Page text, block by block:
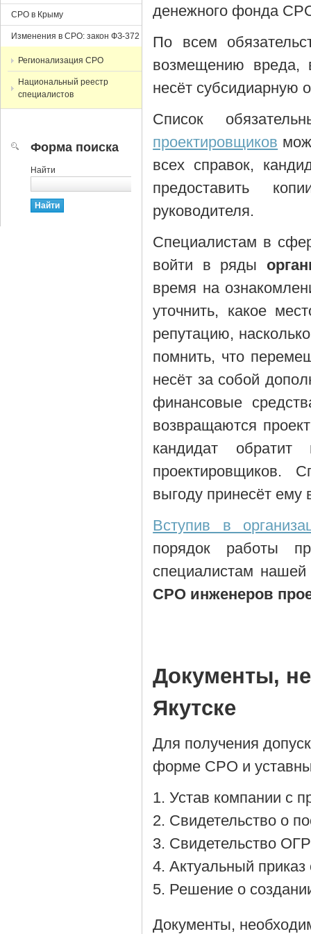
денежного фонда
По всем
возмещению вреда,
несёт субсидиарную
Список
проектировщиков
всех справок,
предоставить
руководителя.
Специалистам в
войти в ряды
время на
уточнить, какое
репутацию,
помнить, что
несёт за собой
финансовые
возвращаются
кандидат обратит
проектировщиков.
выгоду принесёт
Вступив в
порядок работы
специалистам
СРО инженеров
Документы,
Якутске
Для получения
форме СРО и
Устав компании с
Cвидетельство о
Cвидетельство
Актуальный приказ
Решение о
Документы,
СРО в Крыму
Изменения в СРО: закон ФЗ-372
Регионализация СРО
Национальный реестр
специалистов
Форма поиска
Найти